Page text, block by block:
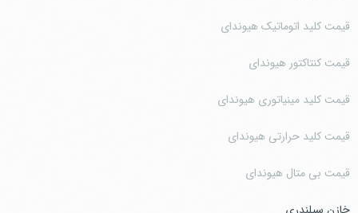
قیمت کلید اتوماتیک هیوندای
قیمت کنتاکتور هیوندای
قیمت کلید مینیاتوری هیوندای
قیمت کلید حرارتی هیوندای
قیمت بی متال هیوندای